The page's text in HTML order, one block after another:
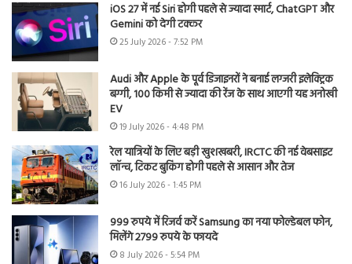
iOS 27 में नई Siri होगी पहले से ज्यादा स्मार्ट, ChatGPT और
Gemini को देगी टक्कर
25 July 2026 - 7:52 PM
Audi और Apple के पूर्व डिजाइनरों ने बनाई लग्जरी इलेक्ट्रिक
बग्गी, 100 किमी से ज्यादा की रेंज के साथ आएगी यह अनोखी
EV
19 July 2026 - 4:48 PM
रेल यात्रियों के लिए बड़ी खुशखबरी, IRCTC की नई वेबसाइट
लॉन्च, टिकट बुकिंग होगी पहले से आसान और तेज
16 July 2026 - 1:45 PM
999 रुपये में रिजर्व करें Samsung का नया फोल्डेबल फोन,
मिलेंगे 2799 रुपये के फायदे
8 July 2026 - 5:54 PM